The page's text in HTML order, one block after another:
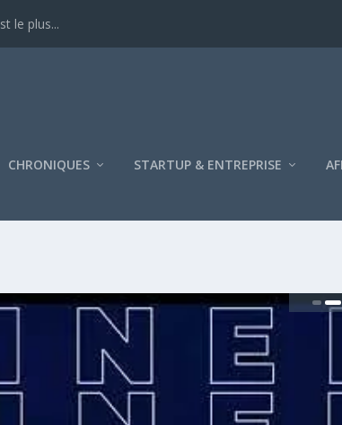
le plus...
CHRONIQUES STARTUP & ENTREPRISE